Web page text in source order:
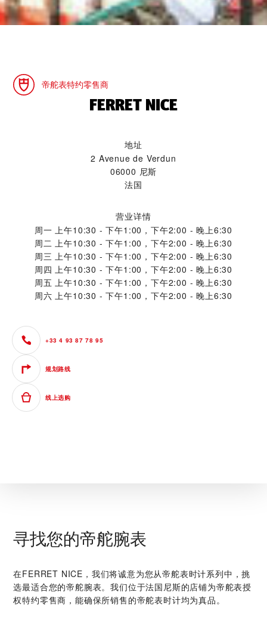
帝舵表特约零售商
‭FERRET NICE‬
地址
2 Avenue de Verdun
06000 尼斯
法国
营业详情
周一 上午10:30 - 下午1:00，下午2:00 - 晚上6:30
周二 上午10:30 - 下午1:00，下午2:00 - 晚上6:30
周三 上午10:30 - 下午1:00，下午2:00 - 晚上6:30
周四 上午10:30 - 下午1:00，下午2:00 - 晚上6:30
周五 上午10:30 - 下午1:00，下午2:00 - 晚上6:30
周六 上午10:30 - 下午1:00，下午2:00 - 晚上6:30
+33 4 93 87 78 95
规划路线
线上选购
寻找您的帝舵腕表
在‭FERRET NICE‬，我们将诚意为您从帝舵表时计系列中，挑
选最适合您的帝舵腕表。我们位于法国尼斯的店铺为帝舵表授
权特约零售商，能确保所销售的帝舵表时计均为真品。